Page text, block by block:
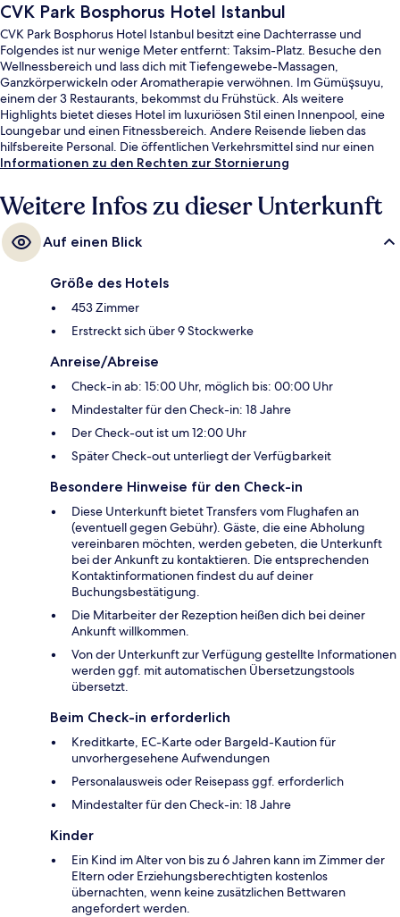
CVK Park Bosphorus Hotel Istanbul
CVK Park Bosphorus Hotel Istanbul besitzt eine Dachterrasse und
Folgendes ist nur wenige Meter entfernt: Taksim-Platz. Besuche den
Wellnessbereich und lass dich mit Tiefengewebe-Massagen,
Ganzkörperwickeln oder Aromatherapie verwöhnen. Im Gümüşsuyu,
einem der 3 Restaurants, bekommst du Frühstück. Als weitere
Highlights bietet dieses Hotel im luxuriösen Stil einen Innenpool, eine
Loungebar und einen Fitnessbereich. Andere Reisende lieben das
hilfsbereite Personal. Die öffentlichen Verkehrsmittel sind nur einen
kurzen Fußmarsch entfernt: Zur U-Bahn-Station Taksim sind es 4
Informationen zu den Rechten zur Stornierung
Weitere Infos zu dieser Unterkunft
Auf einen Blick
Größe des Hotels
453 Zimmer
Erstreckt sich über 9 Stockwerke
Anreise/Abreise
Check-in ab: 15:00 Uhr, möglich bis: 00:00 Uhr
Mindestalter für den Check-in: 18 Jahre
Der Check-out ist um 12:00 Uhr
Später Check-out unterliegt der Verfügbarkeit
Besondere Hinweise für den Check-in
Diese Unterkunft bietet Transfers vom Flughafen an
(eventuell gegen Gebühr). Gäste, die eine Abholung
vereinbaren möchten, werden gebeten, die Unterkunft
bei der Ankunft zu kontaktieren. Die entsprechenden
Kontaktinformationen findest du auf deiner
Buchungsbestätigung.
Die Mitarbeiter der Rezeption heißen dich bei deiner
Ankunft willkommen.
Von der Unterkunft zur Verfügung gestellte Informationen
werden ggf. mit automatischen Übersetzungstools
übersetzt.
Beim Check-in erforderlich
Kreditkarte, EC-Karte oder Bargeld-Kaution für
unvorhergesehene Aufwendungen
Personalausweis oder Reisepass ggf. erforderlich
Mindestalter für den Check-in: 18 Jahre
Kinder
Ein Kind im Alter von bis zu 6 Jahren kann im Zimmer der
Eltern oder Erziehungsberechtigten kostenlos
übernachten, wenn keine zusätzlichen Bettwaren
angefordert werden.